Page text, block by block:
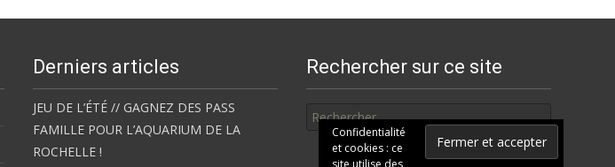
Derniers articles
JEU DE L’ÉTÉ // GAGNEZ DES PASS
FAMILLE POUR L’AQUARIUM DE LA
ROCHELLE !
Rechercher sur ce site
Confidentialité
et cookies : ce
site utilise des